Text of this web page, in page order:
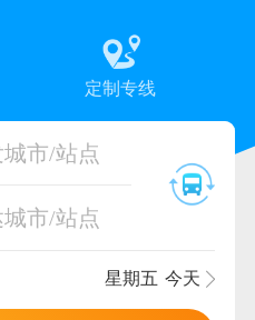
定制专线
市/站点
市/站点
星期五 今天